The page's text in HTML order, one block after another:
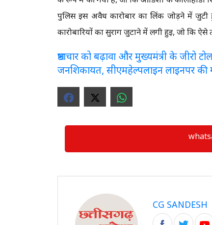
पुलिस इस अवैध कारोबार का लिंक जोड़ने में
कारोबारियों का सुराग जुटाने में लगी हुई, जो कि
भ्रष्टाचार को बढ़ावा और मुख्यमंत्री के जीरो
जनशिकायत, सीएमहेल्पलाइन लाइनपर
CG SANDESH